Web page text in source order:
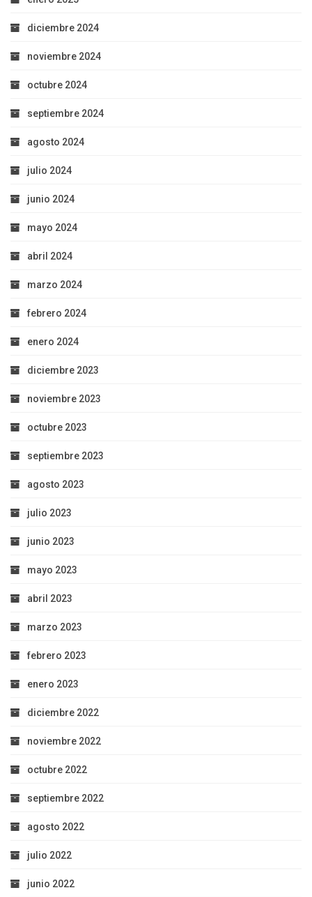
diciembre 2024
noviembre 2024
octubre 2024
septiembre 2024
agosto 2024
julio 2024
junio 2024
mayo 2024
abril 2024
marzo 2024
febrero 2024
enero 2024
diciembre 2023
noviembre 2023
octubre 2023
septiembre 2023
agosto 2023
julio 2023
junio 2023
mayo 2023
abril 2023
marzo 2023
febrero 2023
enero 2023
diciembre 2022
noviembre 2022
octubre 2022
septiembre 2022
agosto 2022
julio 2022
junio 2022